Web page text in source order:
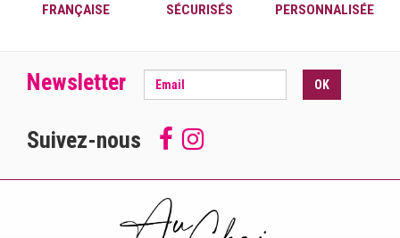
FRANÇAISE
SÉCURISÉS
PERSONNALISÉE
Newsletter OK
Suivez-nous
Follow
us
Facebook
Suivez-
nous
Instagram